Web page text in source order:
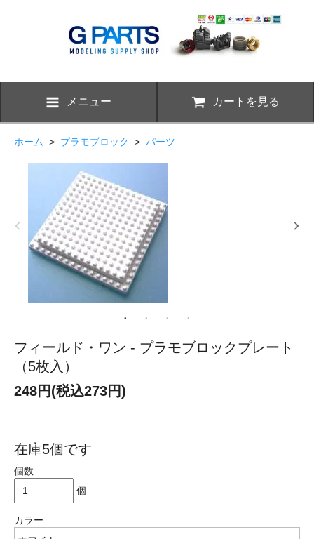
メニュー カートを見る
ホーム > プラモブロック > パーツ
フィールド・ワン - プラモブロックプレート
（5枚入）
248円(税込273円)
在庫5個です
個数
個
カラー